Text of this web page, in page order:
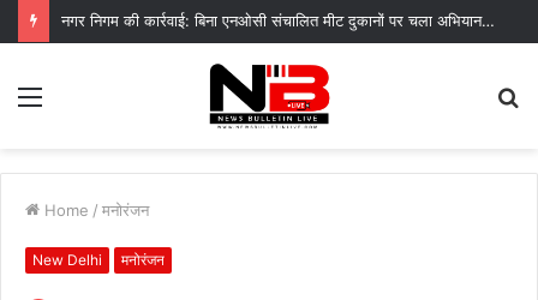
नगर निगम की कार्रवाई: बिना एनओसी संचालित मीट दुकानों पर चला अभियान, 45250 रुपये का चालान
Menu
Home / मनोरंजन
New Delhi मनोरंजन